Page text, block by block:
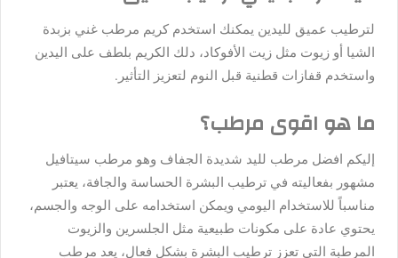
لترطيب عميق لليدين يمكنك استخدم كريم مرطب غني بزبدة
الشيا أو زيوت مثل زيت الأفوكاد، دلك الكريم بلطف على اليدين
واستخدم قفازات قطنية قبل النوم لتعزيز التأثير.
ما هو اقوى مرطب؟
إليكم افضل مرطب لليد شديدة الجفاف وهو مرطب سيتافيل
مشهور بفعاليته في ترطيب البشرة الحساسة والجافة، يعتبر
مناسباً للاستخدام اليومي ويمكن استخدامه على الوجه والجسم،
يحتوي عادة على مكونات طبيعية مثل الجلسرين والزيوت
المرطبة التي تعزز ترطيب البشرة بشكل فعال، يعد مرطب